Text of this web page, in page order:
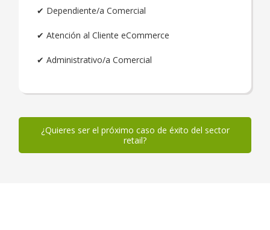
✔ Dependiente/a Comercial
✔ Atención al Cliente eCommerce
✔ Administrativo/a Comercial
¿Quieres ser el próximo caso de éxito del sector
retail?